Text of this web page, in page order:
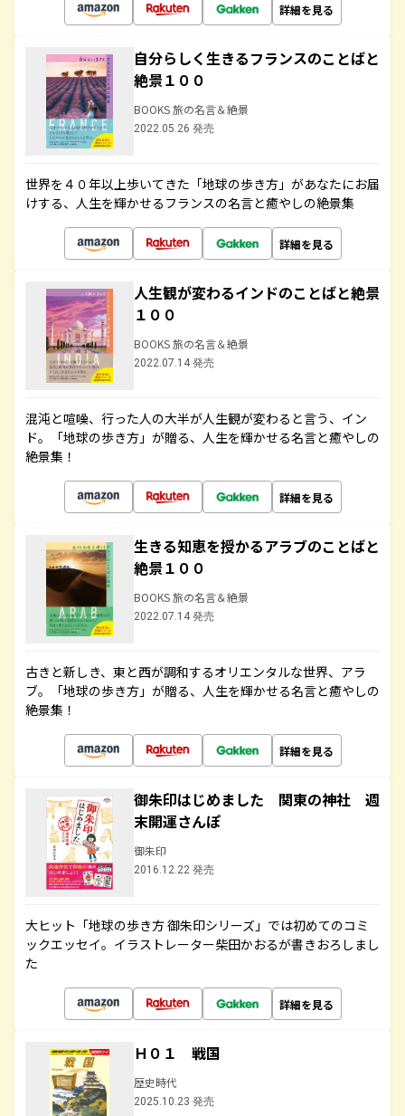
詳細を見る
自分らしく生きるフランスのことばと
絶景１００
BOOKS 旅の名言＆絶景
2022.05.26 発売
世界を４０年以上歩いてきた「地球の歩き方」があなたにお届
けする、人生を輝かせるフランスの名言と癒やしの絶景集
詳細を見る
人生観が変わるインドのことばと絶景
１００
BOOKS 旅の名言＆絶景
2022.07.14 発売
混沌と喧噪、行った人の大半が人生観が変わると言う、イン
ド。「地球の歩き方」が贈る、人生を輝かせる名言と癒やしの
絶景集！
詳細を見る
生きる知恵を授かるアラブのことばと
絶景１００
BOOKS 旅の名言＆絶景
2022.07.14 発売
古きと新しき、東と西が調和するオリエンタルな世界、アラ
ブ。「地球の歩き方」が贈る、人生を輝かせる名言と癒やしの
絶景集！
詳細を見る
御朱印はじめました 関東の神社 週
末開運さんぽ
御朱印
2016.12.22 発売
大ヒット「地球の歩き方 御朱印シリーズ」では初めてのコミ
ックエッセイ。イラストレーター柴田かおるが書きおろしまし
た
詳細を見る
Ｈ０１ 戦国
歴史時代
2025.10.23 発売